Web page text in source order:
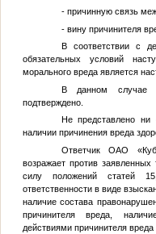
- причинную связь
- вину причинителя
В соответствии с
обязательных условий
морального вреда является
В данном случае
подтверждено.
Не представлено ни
наличии причинения вреда
Ответчик ОАО
возражает против
силу положений статей
ответственности в виде
наличие состава
причинителя вреда,
действиями причинителя